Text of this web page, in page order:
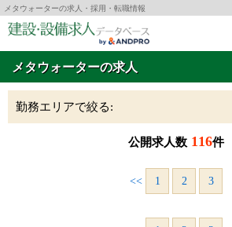
メタウォーターの求人・採用・転職情報
メタウォーターの求人
勤務エリアで絞る:
公開求人数 116件
<< 1 2 3